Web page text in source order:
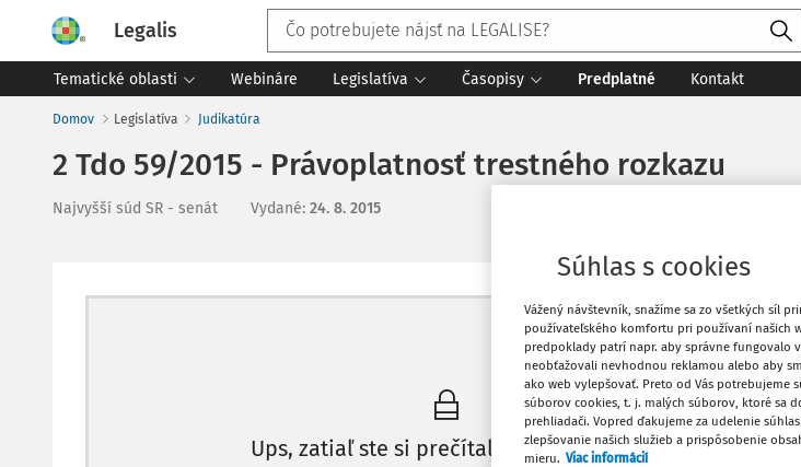
Legalis
Tematické oblasti Webináre Legislatíva Časopisy Predplatné Kontakt
Domov Legislatíva Judikatúra
2 Tdo 59/2015 - Právoplatnosť trestného rozkazu
Najvyšší súd SR - senát Vydané: 24. 8. 2015
Máte predplatné? Prihláste sa
Ups, zatiaľ ste si prečítali len začiatok...
Súhlas s cookies
Vážený návštevník, snažíme sa zo všetkých síl
používateľského komfortu pri používaní našich
predpoklady patrí napr. aby správne fungovalo
neobťažovali nevhodnou reklamou alebo aby
ako web vylepšovať. Preto od Vás potrebujeme
súborov cookies, t. j. malých súborov, ktoré sa
prehliadači. Vopred ďakujeme za udelenie
zlepšovanie našich služieb a prispôsobenie
mieru. Viac informácií